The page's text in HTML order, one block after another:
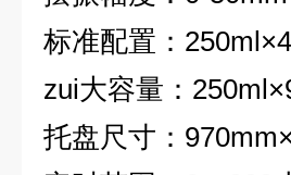
标准配置 ： 250ml
zui大容量 ： 250ml
托盘尺寸 ： 970mm